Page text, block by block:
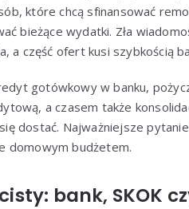
które chcą sfinansować
bieżące wydatki. Zła
a część ofert kusi szybkością
gotówkowy w banku,
a czasem także
dostać. Najważniejsze
domowym budżetem.
bank, SKOK